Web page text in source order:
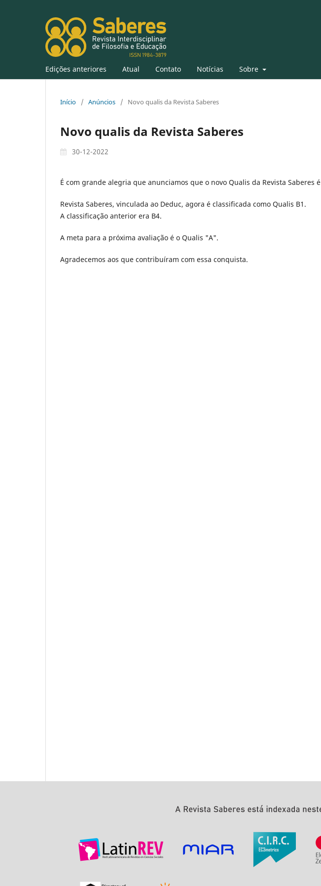
Edições anteriores Atual Contato Notícias Sobre
Início / Anúncios / Novo qualis da Revista Saberes
Novo qualis da Revista Saberes
30-12-2022
É com grande alegria que anunciamos que o novo Qualis da Revista Saberes é
Revista Saberes, vinculada ao Deduc, agora é classificada como Qualis B1.
A classificação anterior era B4.
A meta para a próxima avaliação é o Qualis "A".
Agradecemos aos que contribuíram com essa conquista.